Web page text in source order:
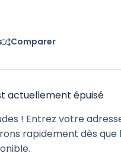
Comparer
actuellement épuisé
! Entrez votre
rapidement dès que